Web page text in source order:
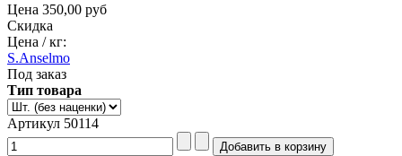
Цена 350,00 руб
Скидка
Цена / кг:
S.Anselmo
Под заказ
Тип товара
Артикул 50114